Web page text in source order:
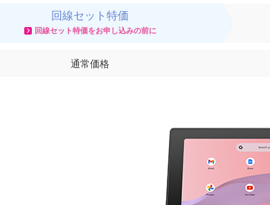
回線セット特価
回線セット特価をお申し込みの前に
通常価格